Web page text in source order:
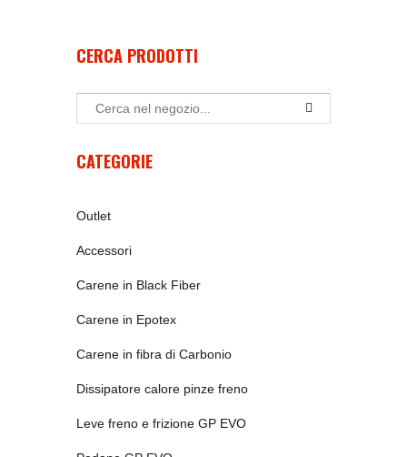
CERCA PRODOTTI
CATEGORIE
Outlet
Accessori
Carene in Black Fiber
Carene in Epotex
Carene in fibra di Carbonio
Dissipatore calore pinze freno
Leve freno e frizione GP EVO